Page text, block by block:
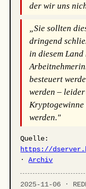
der wir uns
„Sie sollten
dringend
in diesem
besteuert
werden –
Kryptogewinne
werden."
Quelle:
https://
·Archiv
2025-11-06 ·